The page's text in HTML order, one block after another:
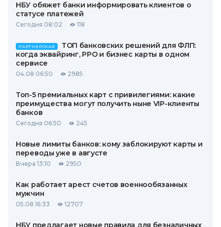
НБУ обяжет банки информировать клиентов о
статусе платежей
Сегодня 08:02 118
ПАРТНЕРСКАЯ
ТОП банковских решений для ФЛП:
когда эквайринг, РРО и бизнес карты в одном
сервисе
04.08 06:50 2985
Топ-5 премиальных карт с привилегиями: какие
преимущества могут получить ныне VIP-клиенты
банков
Сегодня 06:50 245
Новые лимиты банков: кому заблокируют карты и
переводы уже в августе
Вчера 13:10 2950
Как работает арест счетов военнообязанных
мужчин
05.08 16:33 12707
НБУ предлагает новые правила для безналичных